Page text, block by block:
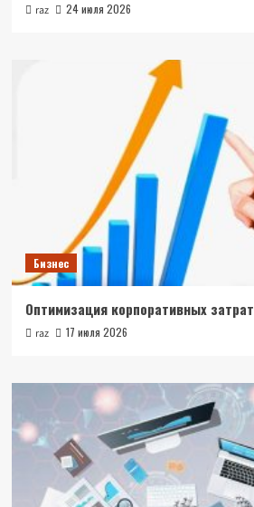
raz 24 июля 2026
Бизнес
Оптимизация корпоративных затрат
raz 17 июля 2026